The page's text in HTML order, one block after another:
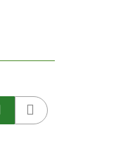
Mostra
come